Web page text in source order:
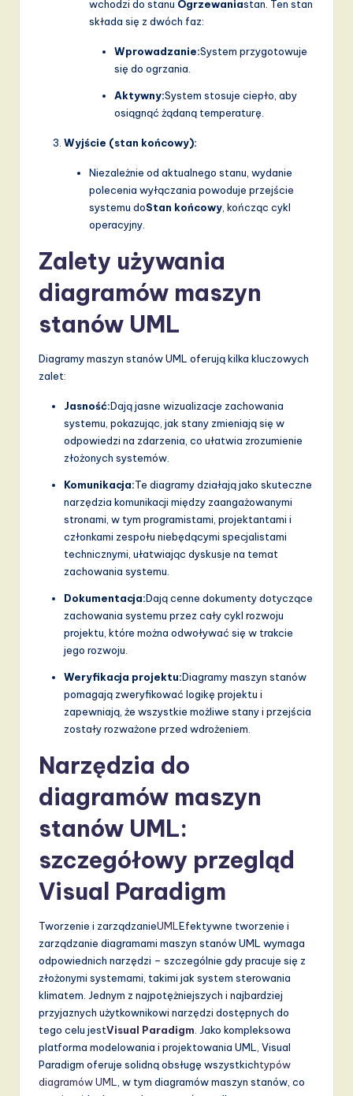
wchodzi do stanu Ogrzewaniastan. Ten stan
składa się z dwóch faz:
Wprowadzanie:System przygotowuje
się do ogrzania.
Aktywny:System stosuje ciepło, aby
osiągnąć żądaną temperaturę.
Wyjście (stan końcowy):
Niezależnie od aktualnego stanu, wydanie
polecenia wyłączania powoduje przejście
systemu doStan końcowy , kończąc cykl
operacyjny.
Zalety używania
diagramów maszyn
stanów UML
Diagramy maszyn stanów UML oferują kilka kluczowych
zalet:
Jasność:Dają jasne wizualizacje zachowania
systemu, pokazując, jak stany zmieniają się w
odpowiedzi na zdarzenia, co ułatwia zrozumienie
złożonych systemów.
Komunikacja:Te diagramy działają jako skuteczne
narzędzia komunikacji między zaangażowanymi
stronami, w tym programistami, projektantami i
członkami zespołu niebędącymi specjalistami
technicznymi, ułatwiając dyskusje na temat
zachowania systemu.
Dokumentacja:Dają cenne dokumenty dotyczące
zachowania systemu przez cały cykl rozwoju
projektu, które można odwoływać się w trakcie
jego rozwoju.
Weryfikacja projektu:Diagramy maszyn stanów
pomagają zweryfikować logikę projektu i
zapewniają, że wszystkie możliwe stany i przejścia
zostały rozważone przed wdrożeniem.
Narzędzia do
diagramów maszyn
stanów UML:
szczegółowy przegląd
Visual Paradigm
Tworzenie i zarządzanieUML Efektywne tworzenie i
zarządzanie diagramami maszyn stanów UML wymaga
odpowiednich narzędzi – szczególnie gdy pracuje się z
złożonymi systemami, takimi jak system sterowania
klimatem. Jednym z najpotężniejszych i najbardziej
przyjaznych użytkownikowi narzędzi dostępnych do
tego celu jestVisual Paradigm . Jako kompleksowa
platforma modelowania i projektowania UML, Visual
Paradigm oferuje solidną obsługę wszystkichtypów
diagramów UML
, w tym diagramów maszyn stanów, co